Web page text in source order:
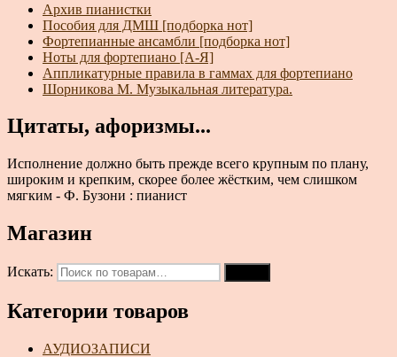
Архив пианистки
Пособия для ДМШ [подборка нот]
Фортепианные ансамбли [подборка нот]
Ноты для фортепиано [А-Я]
Аппликатурные правила в гаммах для фортепиано
Шорникова М. Музыкальная литература.
Цитаты, афоризмы...
Исполнение должно быть прежде всего крупным по плану,
широким и крепким, скорее более жёстким, чем слишком
мягким - Ф. Бузони : пианист
Магазин
Искать:
Категории товаров
АУДИОЗАПИСИ